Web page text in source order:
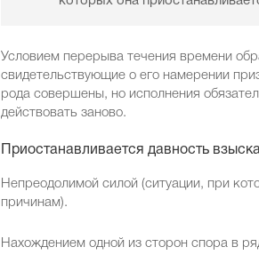
Условием перерыва течения времени
свидетельствующие о его намерении
рода совершены, но исполнения
действовать заново.
Приостанавливается давность
Непреодолимой силой (ситуации, при
причинам).
Нахождением одной из сторон спора в